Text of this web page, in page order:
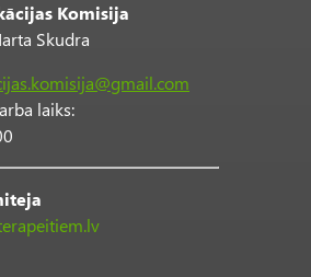
Komisija
Skudra
laiks: